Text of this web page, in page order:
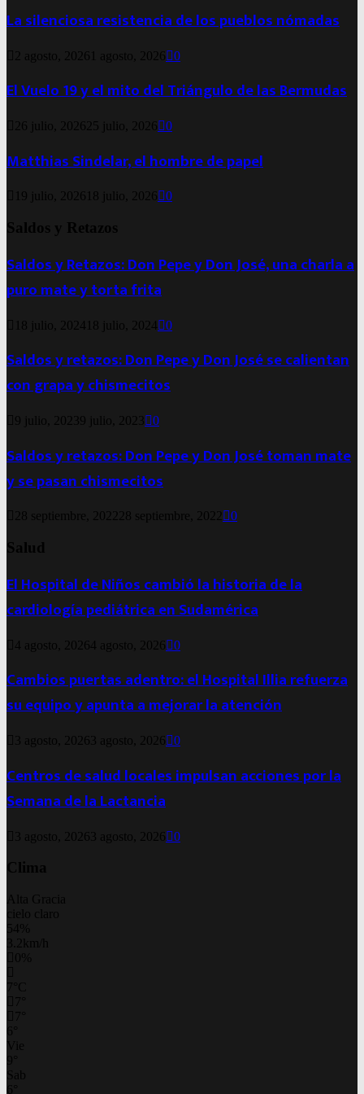
La silenciosa resistencia de los pueblos nómadas
2 agosto, 2026 1 agosto, 2026 0
El Vuelo 19 y el mito del Triángulo de las Bermudas
26 julio, 2026 25 julio, 2026 0
Matthias Sindelar, el hombre de papel
19 julio, 2026 18 julio, 2026 0
Saldos y Retazos
Saldos y Retazos: Don Pepe y Don José, una charla a
puro mate y torta frita
18 julio, 2024 18 julio, 2024 0
Saldos y retazos: Don Pepe y Don José se calientan
con grapa y chismecitos
9 julio, 20239 julio, 2023 0
Saldos y retazos: Don Pepe y Don José toman mate
y se pasan chismecitos
28 septiembre, 202228 septiembre, 2022 0
Salud
El Hospital de Niños cambió la historia de la
cardiología pediátrica en Sudamérica
4 agosto, 20264 agosto, 2026 0
Cambios puertas adentro: el Hospital Illia refuerza
su equipo y apunta a mejorar la atención
3 agosto, 2026 3 agosto, 2026 0
Centros de salud locales impulsan acciones por la
Semana de la Lactancia
3 agosto, 2026 3 agosto, 2026 0
Clima
Alta Gracia
cielo claro
54%
3.2km/h
0%
7 C
7
7
6
Vie
9
Sab
6